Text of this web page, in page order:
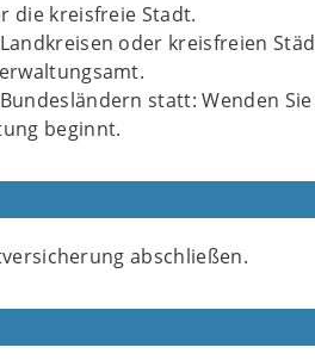
die kreisfreie Stadt.
oder kreisfreien
statt: Wenden
beginnt.
abschließen.